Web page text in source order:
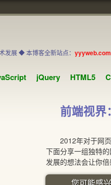
发展 ◆ 本博客全新站点： yyyweb.com
jQuery HTML5
前端视界
2012年对于网页
下面分享一组独特
发展的想法会让你倍
您可能感